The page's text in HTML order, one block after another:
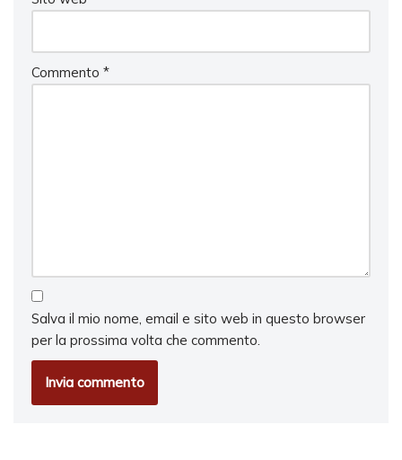
Commento *
Salva il mio nome, email e sito web in questo browser
per la prossima volta che commento.